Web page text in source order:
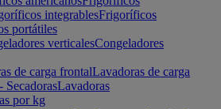
integrablesFrigoríficos
portátiles
verticalesCongeladores
de carga frontalLavadoras de carga
SecadorasLavadoras
por kg